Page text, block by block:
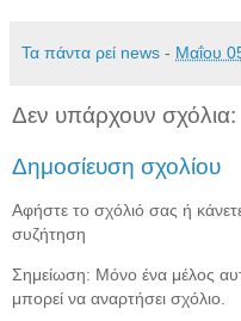
Τα πάντα ρεί news - Μαΐου
Δεν υπάρχουν σχόλια:
Δημοσίευση σχολίου
Αφήστε το σχόλιό σας ή
συζήτηση
Σημείωση: Μόνο ένα μέλος
μπορεί να αναρτήσει σχόλιο.